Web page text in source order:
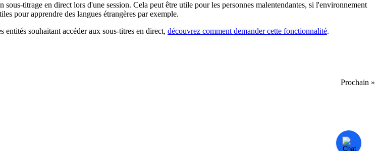
titrage en direct lors d'une session. Cela peut être utile pour les personnes malentendantes, si l'environnement
pour apprendre des langues étrangères par exemple.
souhaitant accéder aux sous-titres en direct, découvrez comment demander cette fonctionnalité.
Prochain »